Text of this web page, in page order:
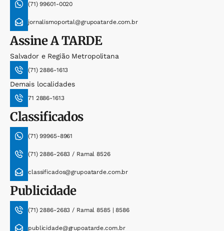
(71) 99601-0020
jornalismoportal@grupoatarde.com.br
AssineA TARDE
Salvador e Região Metropolitana
(71) 2886-1613
Demais localidades
71 2886-1613
Classificados
(71) 99965-8961
(71) 2886-2683 / Ramal 8526
classificados@grupoatarde.com.br
Publicidade
(71) 2886-2683 / Ramal 8585 | 8586
publicidade@grupoatarde.com.br